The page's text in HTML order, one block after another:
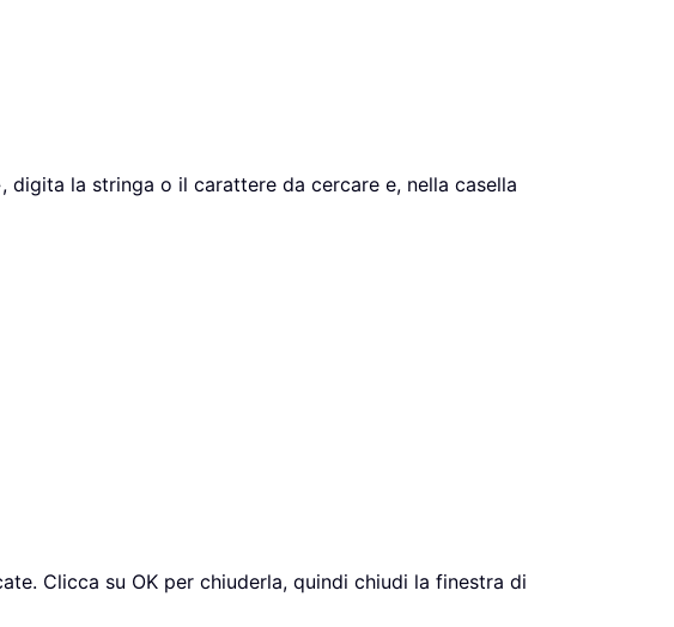
digita la stringa o il carattere da cercare e, nella casella
Clicca su OK per chiuderla, quindi chiudi la finestra di